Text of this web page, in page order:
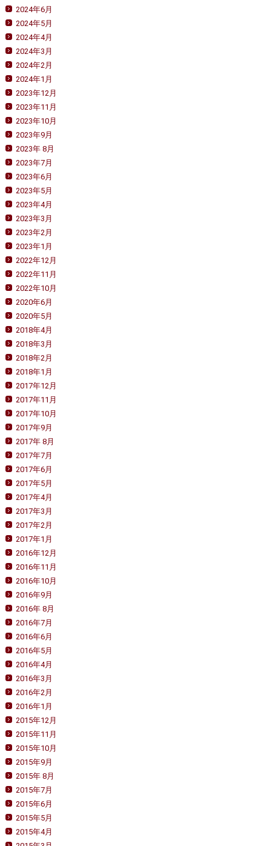
2024年6月
2024年5月
2024年4月
2024年3月
2024年2月
2024年1月
2023年12月
2023年11月
2023年10月
2023年9月
2023年 8月
2023年7月
2023年6月
2023年5月
2023年4月
2023年3月
2023年2月
2023年1月
2022年12月
2022年11月
2022年10月
2020年6月
2020年5月
2018年4月
2018年3月
2018年2月
2018年1月
2017年12月
2017年11月
2017年10月
2017年9月
2017年 8月
2017年7月
2017年6月
2017年5月
2017年4月
2017年3月
2017年2月
2017年1月
2016年12月
2016年11月
2016年10月
2016年9月
2016年 8月
2016年7月
2016年6月
2016年5月
2016年4月
2016年3月
2016年2月
2016年1月
2015年12月
2015年11月
2015年10月
2015年9月
2015年 8月
2015年7月
2015年6月
2015年5月
2015年4月